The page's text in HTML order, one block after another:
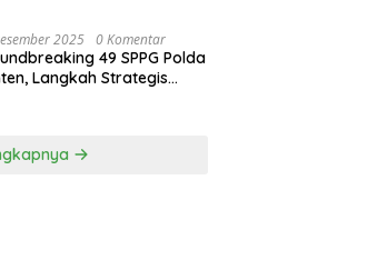
2025 0 Komentar
49 SPPG Polda
Langkah Strategis